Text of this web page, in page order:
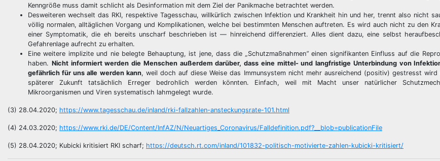
Kenngröße muss damit schlicht als Desinformation mit dem Ziel der Panikmache betrachtet werden.
Desweiteren wechselt das RKI, respektive Tagesschau, willkürlich zwischen Infektion und Krankheit hin und her, trennt also nicht
völlig normalen, alltäglichen Vorgang und Komplikationen, welche bei bestimmten Menschen auftreten. Es wird auch nicht zu den
einer Symptomatik, die eh bereits unscharf beschrieben ist — hinreichend differenziert. Alles dient dazu, eine selbst
Gefahrenlage aufrecht zu erhalten.
Eine weitere implizite und nie belegte Behauptung, ist jene, dass die „Schutzmaßnahmen”einen signifikanten Einfluss auf die
haben. Nicht informiert werden die Menschen außerdem darüber, dass eine mittel- und langfristige Unterbindung von
gefährlich für uns alle werden kann, weil doch auf diese Weise das Immunsystem nicht mehr ausreichend (positiv) gestresst
späterer Zukunft tatsächlich Erreger bedrohlich werden könnten. Einfach, weil mit Macht unser natürlicher
Mikroorganismen und Viren systematisch lahmgelegt wurde.
(3) 28.04.2020; https://www.tagesschau.de/inland/rki-fallzahlen-ansteckungsrate-101.html
(4) 24.03.2020; https://www.rki.de/DE/Content/InfAZ/N/Neuartiges_Coronavirus/Falldefinition.pdf?__blob=publicationFile
(5) 28.04.2020; Kubicki kritisiert RKI scharf; https://deutsch.rt.com/inland/101832-politisch-motivierte-zahlen-kubicki-kritisiert/